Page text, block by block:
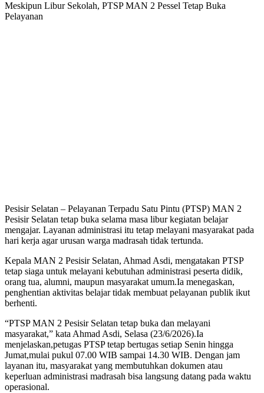
Meskipun Libur Sekolah, PTSP MAN 2 Pessel Tetap Buka
Pelayanan
Pesisir Selatan – Pelayanan Terpadu Satu Pintu (PTSP) MAN 2
Pesisir Selatan tetap buka selama masa libur kegiatan belajar
mengajar. Layanan administrasi itu tetap melayani masyarakat pada
hari kerja agar urusan warga madrasah tidak tertunda.
Kepala MAN 2 Pesisir Selatan, Ahmad Asdi, mengatakan PTSP
tetap siaga untuk melayani kebutuhan administrasi peserta didik,
orang tua, alumni, maupun masyarakat umum.Ia menegaskan,
penghentian aktivitas belajar tidak membuat pelayanan publik ikut
berhenti.
“PTSP MAN 2 Pesisir Selatan tetap buka dan melayani
masyarakat,” kata Ahmad Asdi, Selasa (23/6/2026).Ia
menjelaskan,petugas PTSP tetap bertugas setiap Senin hingga
Jumat,mulai pukul 07.00 WIB sampai 14.30 WIB. Dengan jam
layanan itu, masyarakat yang membutuhkan dokumen atau
keperluan administrasi madrasah bisa langsung datang pada waktu
operasional.